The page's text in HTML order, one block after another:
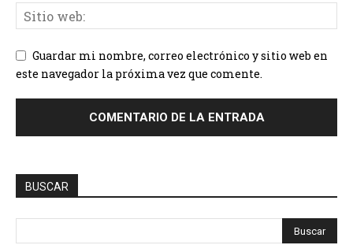
Guardar mi nombre, correo electrónico y sitio web en
este navegador la próxima vez que comente.
BUSCAR